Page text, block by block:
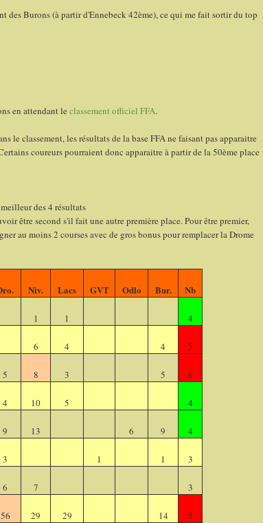
des Burons (à partir d'Ennebeck 42ème), ce qui me fait sortir du top
en attendant le classement officiel FFA.
le classement, les résultats de la base FFA ne faisant pas apparaitre
coureurs pourraient donc apparaitre à partir de la 50ème place
des 4 résultats
être second s'il fait une autre première place. Pour être premier,
au moins 2 courses avec de gros bonus pour remplacer la Drome
Niv. Lacs GVT Odlo Bur. Nb
1 1 4
6 4 4 5
5 8 3 5 6
4 10 5 4
9 13 6 9 4
3 1 1 3
6 7 3
56 29 29 14 5